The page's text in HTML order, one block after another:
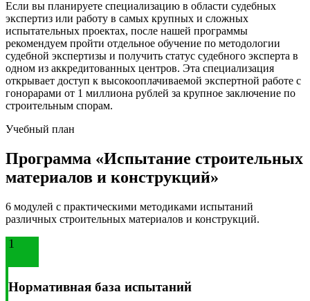
Если вы планируете специализацию в области судебных
экспертиз или работу в самых крупных и сложных
испытательных проектах, после нашей программы
рекомендуем пройти отдельное обучение по методологии
судебной экспертизы и получить статус судебного эксперта в
одном из аккредитованных центров. Эта специализация
открывает доступ к высокооплачиваемой экспертной работе с
гонорарами от 1 миллиона рублей за крупное заключение по
строительным спорам.
Учебный план
Программа «Испытание строительных
материалов и конструкций»
6 модулей с практическими методиками испытаний
различных строительных материалов и конструкций.
1
Нормативная база испытаний